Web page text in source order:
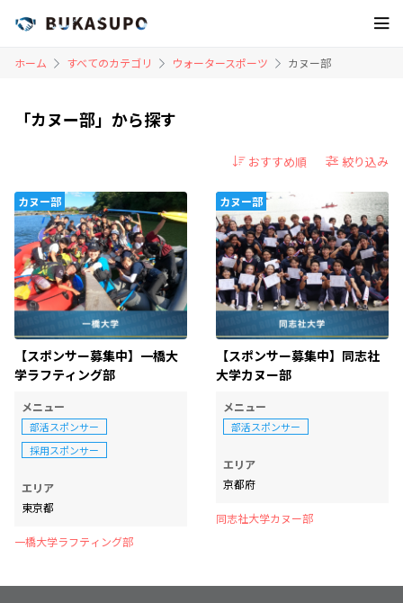
ホーム すべてのカテゴリ ウォータースポーツ カヌー部
「カヌー部」から探す
絞り込み
カヌー部
【スポンサー募集中】一橋大
学ラフティング部
メニュー
部活スポンサー
採用スポンサー
エリア
東京都
一橋大学ラフティング部
カヌー部
【スポンサー募集中】同志社
大学カヌー部
メニュー
部活スポンサー
エリア
京都府
同志社大学カヌー部